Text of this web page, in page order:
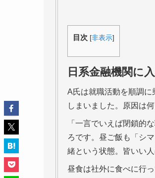
目次 [非表示]
日系金融機関に
A氏は就職活動を順調に
しまいました。原因は
「一言でいえば閉鎖的
ろです。昼ご飯も「シ
緒という状態。皆いい
昼食は社外に食べに行